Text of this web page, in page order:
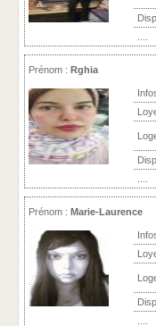
Prénom : Rghia
Prénom : Marie-Laurence